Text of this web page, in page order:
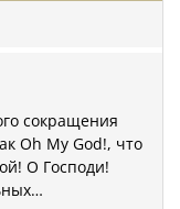
сокращения
Oh My God!, что
О Господи!